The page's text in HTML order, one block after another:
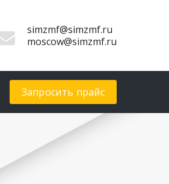
simzmf@simzmf.ru
moscow@simzmf.ru
Запросить прайс